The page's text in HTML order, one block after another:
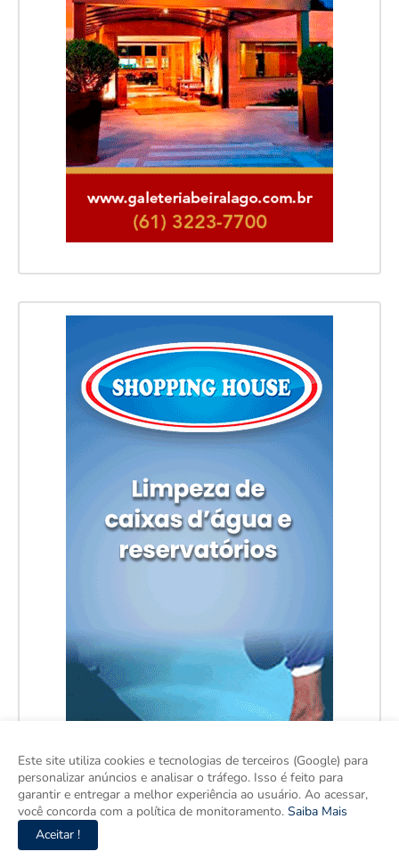
Este site utiliza cookies e tecnologias de terceiros (Google) para
personalizar anúncios e analisar o tráfego. Isso é feito para
garantir e entregar a melhor experiência ao usuário. Ao acessar,
você concorda com a política de monitoramento. Saiba Mais
Aceitar !